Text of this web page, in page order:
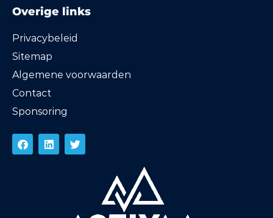
Overige links
Privacybeleid
Sitemap
Algemene voorwaarden
Contact
Sponsoring